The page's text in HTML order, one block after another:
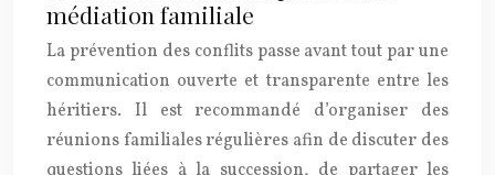
médiation familiale
La prévention des conflits passe avant tout par une
communication ouverte et transparente entre les
héritiers. Il est recommandé d’organiser des
réunions familiales régulières afin de discuter des
questions liées à la succession, de partager les